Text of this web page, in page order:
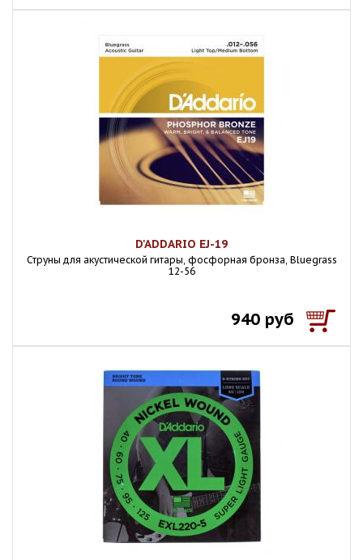
D'ADDARIO EJ-19
Струны для акустической гитары, фосфорная бронза, Bluegrass
12-56
940 руб